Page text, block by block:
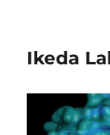
Ikeda